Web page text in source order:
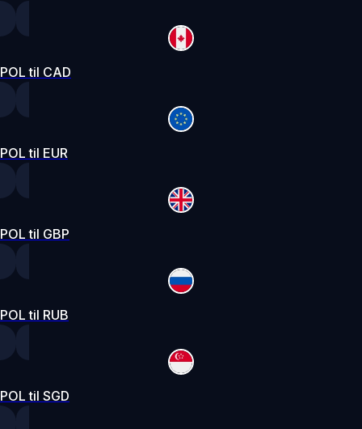
POL til CAD
POL til EUR
POL til GBP
POL til RUB
POL til SGD